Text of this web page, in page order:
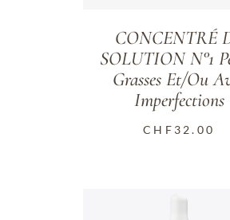
CONCENTRÉ
SOLUTION N°1
Grasses Et/ou
Imperfections
CHF 32.00